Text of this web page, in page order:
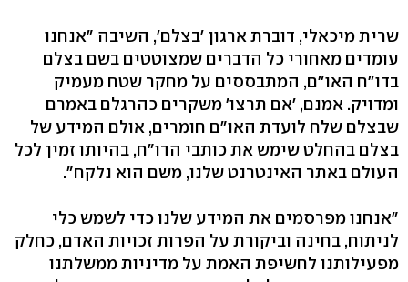
שרית מיכאלי, דוברת ארגון 'בצלם', השיבה "אנחנו
עומדים מאחורי כל הדברים שמצוטטים בשם בצלם
בדו"ח האו"ם, המתבססים על מחקר שטח מעמיק
ומדויק. אמנם, 'אם תרצו' משקרים כהרגלם באמרם
שבצלם שלח לועדת האו"ם חומרים, אולם המידע של
בצלם בהחלט שימש את כותבי הדו"ח, בהיותו זמין לכל
העולם באתר האינטרנט שלנו, משם הוא נלקח".
"אנחנו מפרסמים את המידע שלנו כדי לשמש כלי
לניתוח, בחינה וביקורת על הפרות זכויות האדם, כחלק
מפעילותנו לחשיפת האמת על מדיניות ממשלתנו